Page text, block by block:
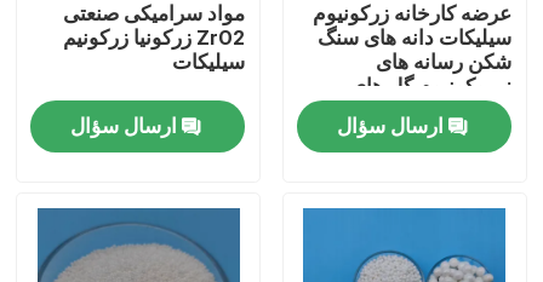
خانه
دربارهی ما
عرضه کارخانه زرکونیوم
سیلیکات دانه های سنگ
شکن رسانه های
زیروکونیوم گل های
سرامیکی
ارسال سؤال
مواد سرامیکی صنعتی
ZrO2 زرکونیا زرکونیم
سیلیکات
ارسال سؤال